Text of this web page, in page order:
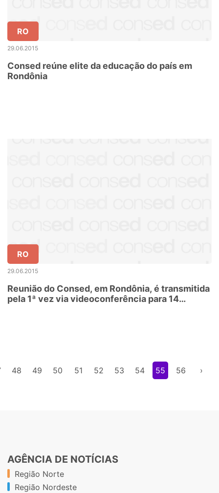
RO
29.06.2015
Consed reúne elite da educação do país em
Rondônia
RO
29.06.2015
Reunião do Consed, em Rondônia, é transmitida
pela 1ª vez via videoconferência para 14
48 49 50 51 52 53 54 55 56 ›
AGÊNCIA DE NOTÍCIAS
Região Norte
Região Nordeste